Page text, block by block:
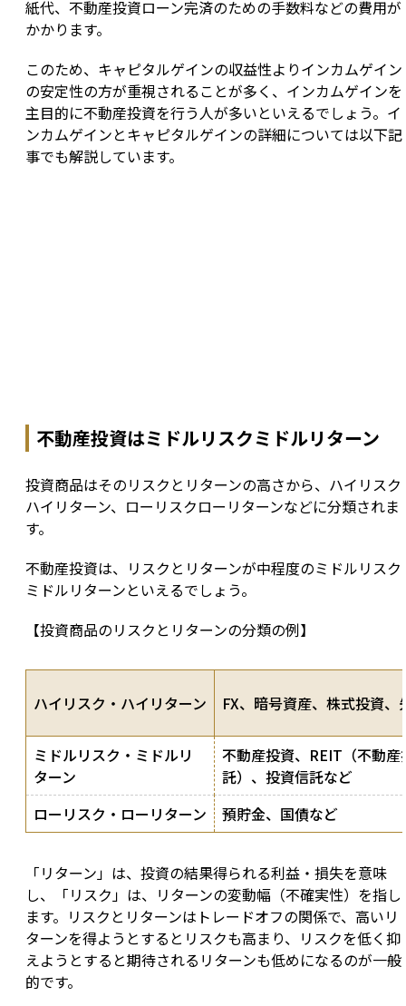
紙代、不動産投資ローン完済のための手数料などの費用が
かかります。
このため、キャピタルゲインの収益性よりインカムゲイン
の安定性の方が重視されることが多く、インカムゲインを
主目的に不動産投資を行う人が多いといえるでしょう。イ
ンカムゲインとキャピタルゲインの詳細については以下記
事でも解説しています。
不動産投資はミドルリスクミドルリターン
投資商品はそのリスクとリターンの高さから、ハイリスク
ハイリターン、ローリスクローリターンなどに分類されま
す。
不動産投資は、リスクとリターンが中程度のミドルリスク
ミドルリターンといえるでしょう。
【投資商品のリスクとリターンの分類の例】
ハイリスク・ハイリターン FX、暗号資産、株式投資、
ミドルリスク・ミドルリ
ターン
不動産投資、REIT（不動産
託）、投資信託など
ローリスク・ローリターン
預貯金、国債など
「リターン」は、投資の結果得られる利益・損失を意味
し、「リスク」は、リターンの変動幅（不確実性）を指し
ます。リスクとリターンはトレードオフの関係で、高いリ
ターンを得ようとするとリスクも高まり、リスクを低く抑
えようとすると期待されるリターンも低めになるのが一般
的です。